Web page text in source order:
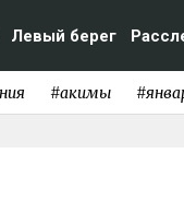
Левый берег
#акимы